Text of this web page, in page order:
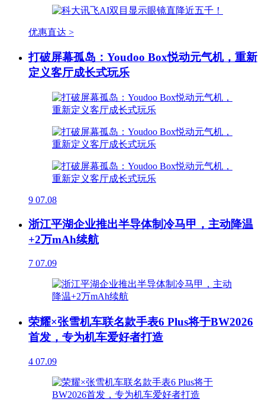
优惠直达 >
打破屏幕孤岛：Youdoo Box悦动元气机，重新
定义客厅成长式玩乐
9 07.08
浙江平湖企业推出半导体制冷马甲，主动降温
+2万mAh续航
7 07.09
荣耀×张雪机车联名款手表6 Plus将于BW2026
首发，专为机车爱好者打造
4 07.09